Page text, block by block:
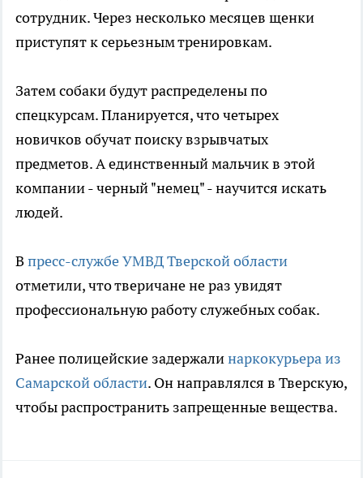
сотрудник. Через несколько месяцев щенки
приступят к серьезным тренировкам.
Затем собаки будут распределены по
спецкурсам. Планируется, что четырех
новичков обучат поиску взрывчатых
предметов. А единственный мальчик в этой
компании - черный "немец" - научится искать
людей.
В пресс-службе УМВД Тверской области
отметили, что тверичане не раз увидят
профессиональную работу служебных собак.
Ранее полицейские задержалинаркокурьера из
Самарской области. Он направлялся в Тверскую,
чтобы распространить запрещенные вещества.